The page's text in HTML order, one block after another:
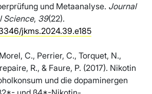
und Metaanalyse. Journal
Science, 39(22).
jkms.2024.39.e185
C., Perrier, C., Torquet, N.,
R., & Faure, P. (2017). Nikotin
und die dopaminergen